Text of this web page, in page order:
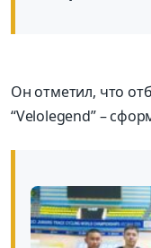
Он отметил, что
“Velolegend” –